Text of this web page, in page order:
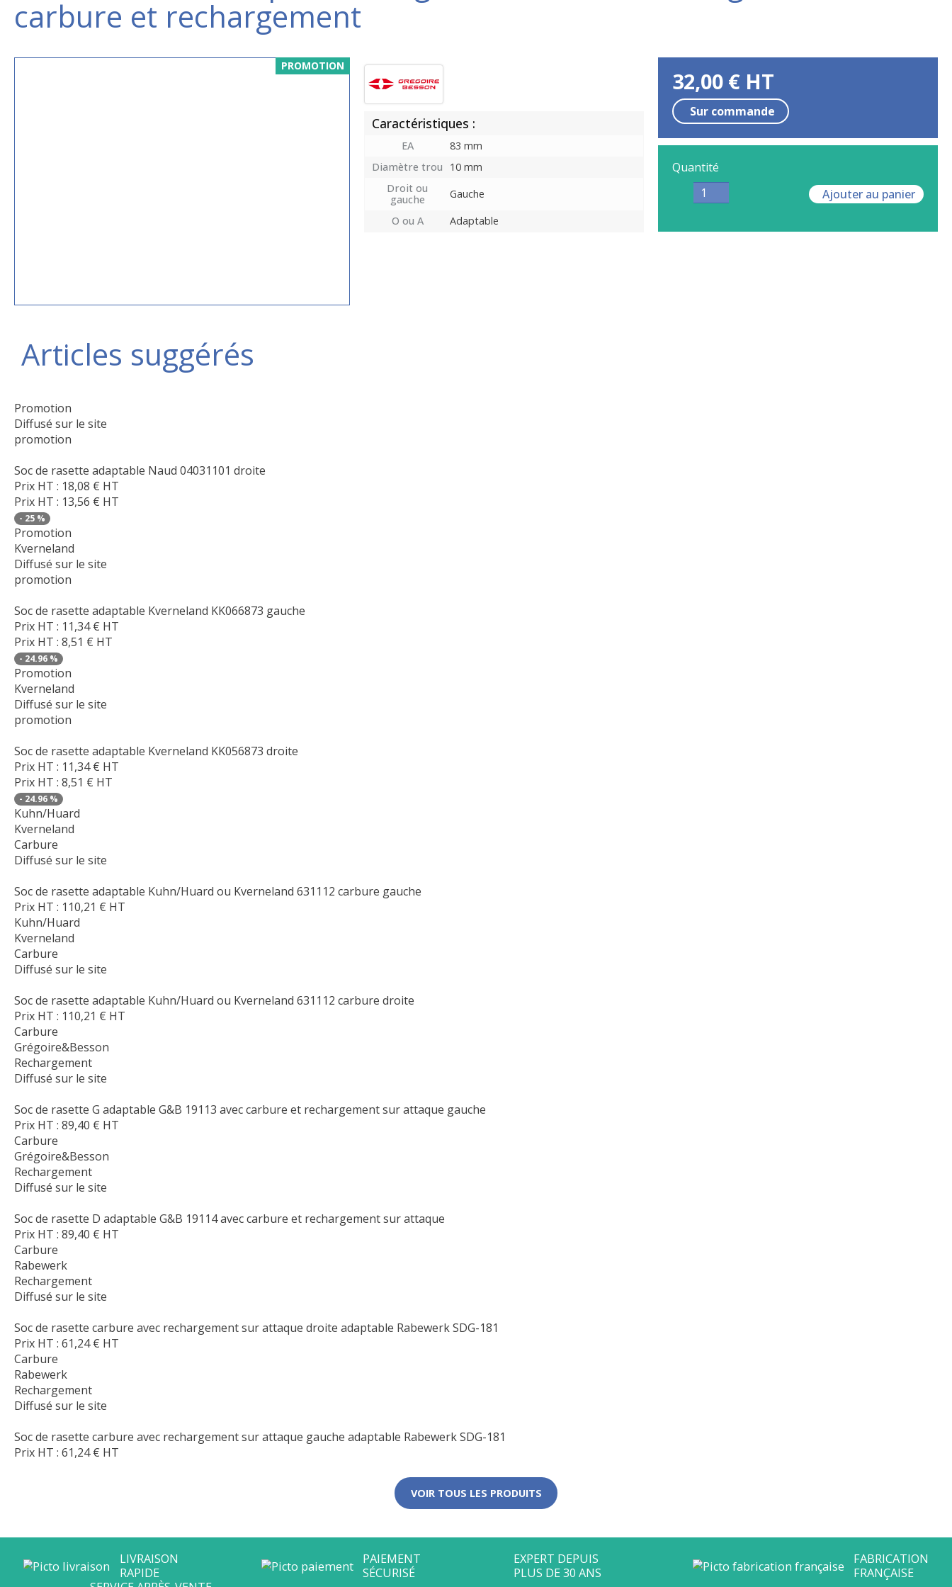
PROMOTION
carbure et rechargement
Caractéristiques :
EA
83 mm
Diamètre trou
10 mm
Droit ou
gauche
Gauche
O ou A
Adaptable
32,00 € HT
Sur commande
Quantité
Ajouter au panier
Articles suggérés
Promotion
Diffusé sur le site
promotion
Soc de rasette adaptable Naud 04031101 droite
Prix HT : 18,08 € HT
Prix HT : 13,56 € HT
- 25 %
Promotion
Kverneland
Diffusé sur le site
promotion
Soc de rasette adaptable Kverneland KK066873 gauche
Prix HT : 11,34€ HT
Prix HT : 8,51 € HT
- 24.96 %
Promotion
Kverneland
Diffusé sur le site
promotion
Soc de rasette adaptable Kverneland KK056873 droite
Prix HT : 11,34€ HT
Prix HT : 8,51 € HT
- 24.96 %
Kuhn/Huard
Kverneland
Carbure
Diffusé sur le site
Soc de rasette adaptable Kuhn/Huard ou Kverneland 631112 carbure gauche
Prix HT : 110,21 € HT
Kuhn/Huard
Kverneland
Carbure
Diffusé sur le site
Soc de rasette adaptable Kuhn/Huard ou Kverneland 631112 carbure droite
Prix HT : 110,21 € HT
Carbure
Grégoire&Besson
Rechargement
Diffusé sur le site
Soc de rasette G adaptable G&B 19113 avec carbure et rechargement sur attaque gauche
Prix HT : 89,40 € HT
Carbure
Grégoire&Besson
Rechargement
Diffusé sur le site
Soc de rasette D adaptable G&B 19114 avec carbure et rechargement sur attaque
Prix HT : 89,40 € HT
Carbure
Rabewerk
Rechargement
Diffusé sur le site
Soc de rasette carbure avec rechargement sur attaque droite adaptable Rabewerk SDG-181
Prix HT : 61,24€ HT
Carbure
Rabewerk
Rechargement
Diffusé sur le site
Soc de rasette carbure avec rechargement sur attaque gauche adaptable Rabewerk SDG-181
Prix HT : 61,24€ HT
VOIR TOUS LES PRODUITS